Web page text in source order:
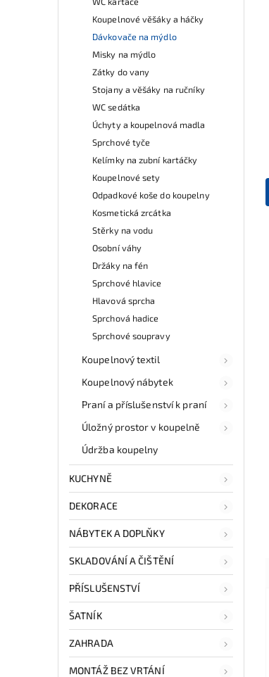
Koupelnové věšáky a háčky
Dávkovače na mýdlo
Misky na mýdlo
Zátky do vany
Stojany a věšáky na ručníky
WC sedátka
Úchyty a koupelnová madla
Sprchové tyče
Kelímky na zubní kartáčky
Koupelnové sety
Odpadkové koše do koupelny
Kosmetická zrcátka
Stěrky na vodu
Osobní váhy
Držáky na fén
Sprchové hlavice
Hlavová sprcha
Sprchová hadice
Sprchové soupravy
Koupelnový textil
Koupelnový nábytek
Praní a příslušenství k praní
Úložný prostor v koupelně
Údržba koupelny
KUCHYNĚ
DEKORACE
NÁBYTEK A DOPLŇKY
SKLADOVÁNÍ A ČIŠTĚNÍ
PŘÍSLUŠENSTVÍ
ŠATNÍK
ZAHRADA
MONTÁŽ BEZ VRTÁNÍ